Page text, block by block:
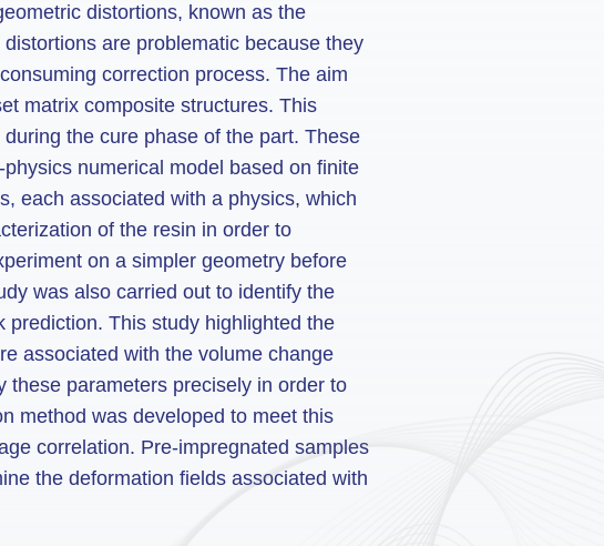
distortions, known as the
are problematic because they
correction process. The aim
matrix composite structures. This
the cure phase of the part. These
numerical model based on finite
each associated with a physics, which
of the resin in order to
on a simpler geometry before
was also carried out to identify the
prediction. This study highlighted the
associated with the volume change
these parameters precisely in order to
method was developed to meet this
correlation. Pre-impregnated samples
the deformation fields associated with